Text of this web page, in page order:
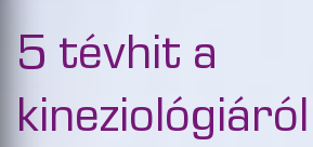
5 tévhit a
kineziológiáról